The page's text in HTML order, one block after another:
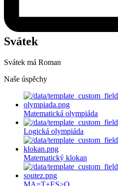
Svátek
Svátek má Roman
Naše úspěchy
Matematická olympiáda
Logická olympiáda
Matematický klokan